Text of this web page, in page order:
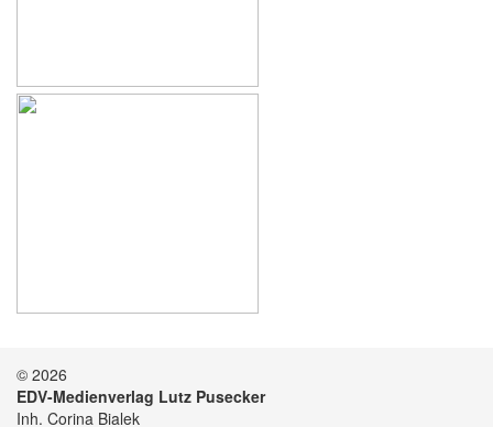
© 2026
EDV-Medienverlag Lutz Pusecker
Inh. Corina Bialek